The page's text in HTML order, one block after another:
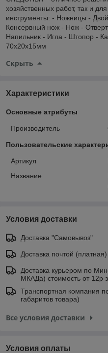
хозяйственных работ, так и
инструменты: - Ножницы -
Консервный нож - Нож -
Напильник - Игла - Штопор -
70x20x15мм
Скрыть
Характеристики
Основные атрибуты
Производитель
Пользовательские
Артикул
Название
Условия доставки
Доставка "Самовывоз"
Доставка почтой (платная)
Доставка курьером по
МКАДа) стоимость от 12р
Транспортная компания
габаритов товара)
Все условия доставки
Условия оплаты